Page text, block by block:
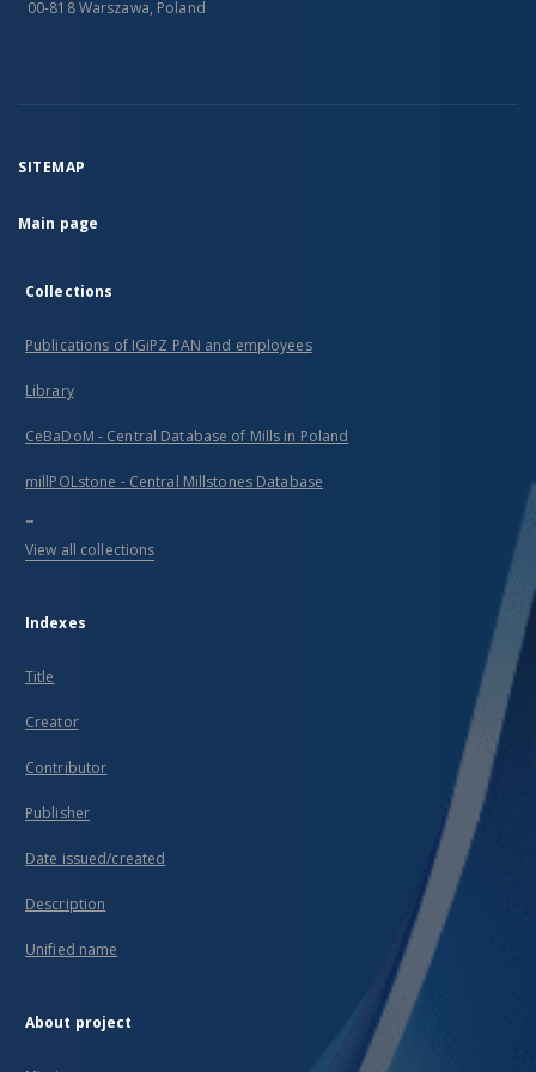
00-818 Warszawa, Poland
SITEMAP
Main page
Collections
Publications of IGiPZ PAN and employees
Library
CeBaDoM - Central Database of Mills in Poland
millPOLstone - Central Millstones Database
...
View all collections
Indexes
Title
Creator
Contributor
Publisher
Date issued/created
Description
Unified name
About project